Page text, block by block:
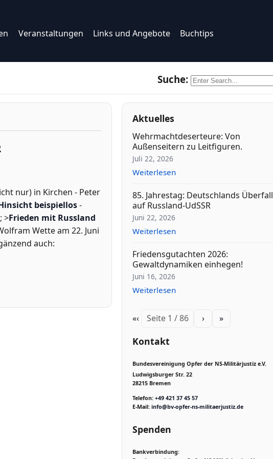
Veranstaltungen Links und Angebote
Buchtips
Suche:
nur) in Kirchen - Peter
beispiellos-
>Frieden mit Russland
Wette am 22. Juni
auch:
Aktuelles
Wehrmachtdeserteure: Von
Außenseitern zu Leitfiguren.
Juli 22, 2026
Weiterlesen
85. Jahrestag: Deutschlands Überfall
auf Russland-UdSSR
Juni 22, 2026
Weiterlesen
Friedensgutachten 2026:
Gewaltdynamiken einhegen!
Juni 16, 2026
Weiterlesen
«‹ Seite 1 / 86 › »
Kontakt
Bundesvereinigung Opfer der NS-Militärjustiz e.V.
Ludwigsburger Str. 22
28215 Bremen
Telefon: +49 421 37 45 57
E-Mail: info@bv-opfer-ns-militaerjustiz.de
Spenden
Bankverbindung: